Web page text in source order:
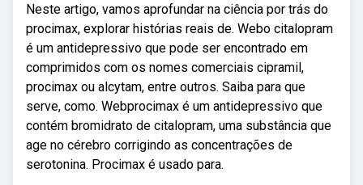
Neste artigo, vamos aprofundar na ciência por trás do
procimax, explorar histórias reais de. Webo citalopram
é um antidepressivo que pode ser encontrado em
comprimidos com os nomes comerciais cipramil,
procimax ou alcytam, entre outros. Saiba para que
serve, como. Webprocimax é um antidepressivo que
contém bromidrato de citalopram, uma substância que
age no cérebro corrigindo as concentrações de
serotonina. Procimax é usado para.